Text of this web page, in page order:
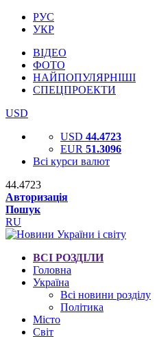
РУС
УКР
ВІДЕО
ФОТО
НАЙПОПУЛЯРНІШІ
СПЕЦПРОЕКТИ
USD
USD 44.4723
EUR 51.3096
Всі курси валют
44.4723
Авторизація
Пошук
RU
ВСІ РОЗДІЛИ
Головна
Україна
Всі новини розділу
Політика
Місто
Світ